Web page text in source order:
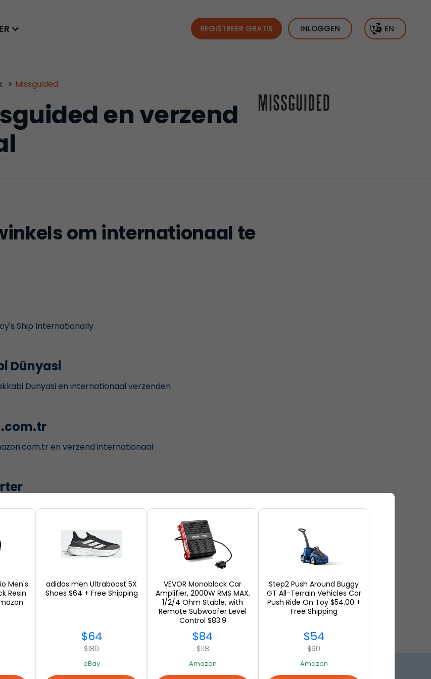
REGISTREER GRATIS INLOGGEN EN
> Missguided
en verzend
om internationaal te
Ship Internationally
Dünyasi
Dunyasi en internationaal verzenden
en verzend internationaal
A Porter en internationale verzending
en internationale verzending
Men's
Resin
adidas men Ultraboost 5X
Shoes $64 + Free Shipping
$64
$180
eBay
VEVOR Monoblock Car
Amplifier, 2000W RMS MAX,
1/2/4 Ohm Stable, with
Remote Subwoofer Level
Control $83.9
$84
$118
Amazon
Step2 Push Around Buggy
GT All-Terrain Vehicles Car
Push Ride On Toy $54.00 +
Free Shipping
$54
$90
Amazon